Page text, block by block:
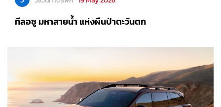
ทีลอซู มหาสายน้ำ แห่งผืนป่าตะวันตก